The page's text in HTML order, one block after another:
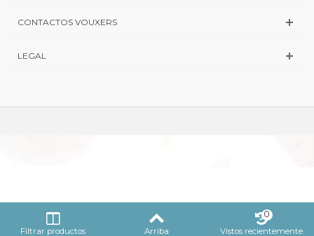
CONTACTOS VOUXERS
LEGAL
Filtrar productos Arriba Vistos recientemente
0